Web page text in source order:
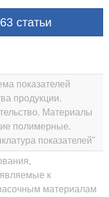
статьи
показателей
продукции.
Материалы
полимерные.
показателей"
к
материалам